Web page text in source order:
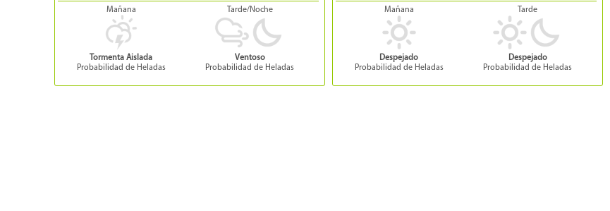
Mañana
Tormenta Aislada
Probabilidad de Heladas
Tarde/Noche
Ventoso
Probabilidad de Heladas
Mañana
Despejado
Probabilidad de Heladas
Tarde
Despejado
Probabilidad de Heladas